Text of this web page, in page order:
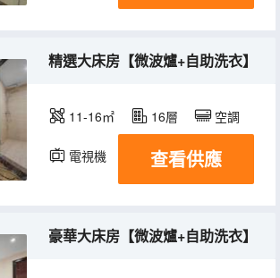
精選大床房【微波爐+自助洗衣】
11-16㎡ 16層 空調
電視機 查看供應
豪華大床房【微波爐+自助洗衣】